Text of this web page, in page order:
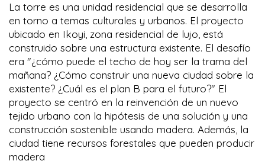
La torre es una unidad residencial que se desarrolla
en torno a temas culturales y urbanos. El proyecto
ubicado en Ikoyi, zona residencial de lujo, está
construido sobre una estructura existente. El desafío
era "¿cómo puede el techo de hoy ser la trama del
mañana? ¿Cómo construir una nueva ciudad sobre la
existente? ¿Cuál es el plan B para el futuro?" El
proyecto se centró en la reinvención de un nuevo
tejido urbano con la hipótesis de una solución y una
construcción sostenible usando madera. Además, la
ciudad tiene recursos forestales que pueden producir
madera